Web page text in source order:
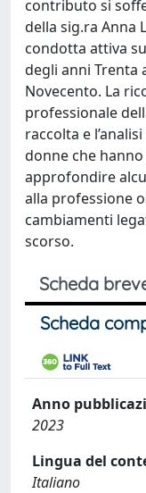
contributo si
della sig.ra Anna
condotta attiva
degli anni Trenta
Novecento. La
professionale
raccolta e
donne che
approfondire
alla professione
cambiamenti
scorso.
Scheda
Scheda
Anno
2023
Lingua del
Italiano